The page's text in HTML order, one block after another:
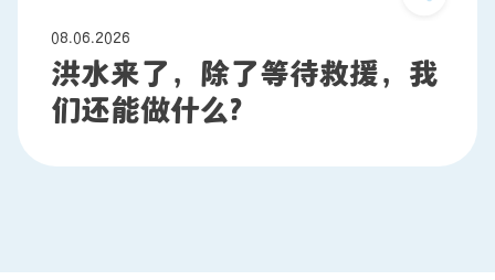
08.06.2026
洪水来了，除了等待救援，我
们还能做什么?